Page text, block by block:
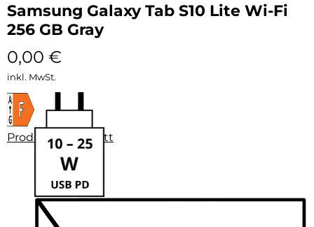
Samsung Galaxy Tab S10 Lite Wi-Fi
256 GB Gray
0,00 €
inkl. MwSt.
Produktdatenblatt